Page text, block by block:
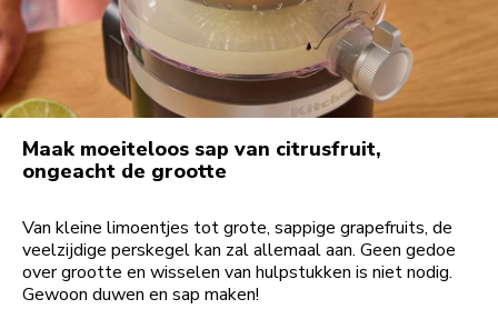
Maak moeiteloos sap van citrusfruit,
ongeacht de grootte
Van kleine limoentjes tot grote, sappige grapefruits, de
veelzijdige perskegel kan zal allemaal aan. Geen gedoe
over grootte en wisselen van hulpstukken is niet nodig.
Gewoon duwen en sap maken!